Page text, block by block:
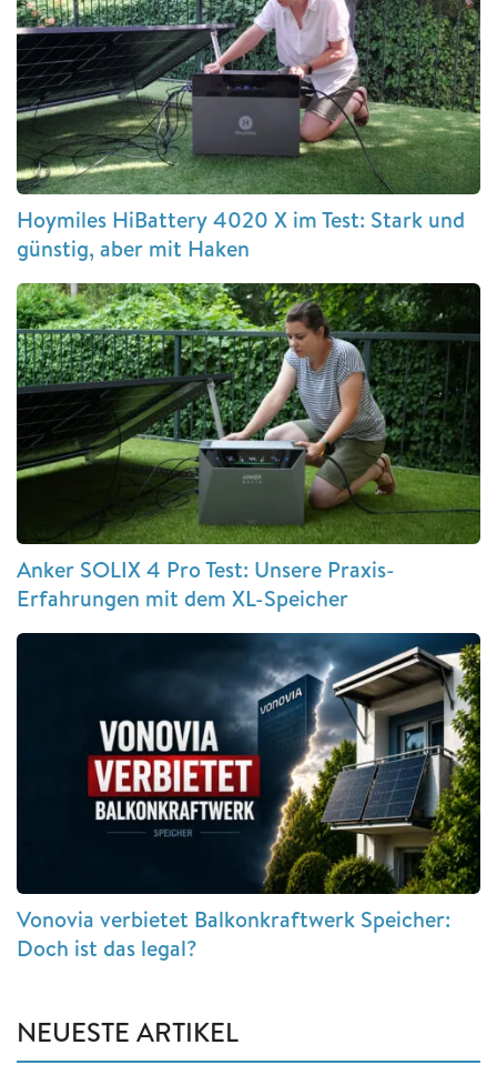
Hoymiles HiBattery 4020 X im Test: Stark und
günstig, aber mit Haken
Anker SOLIX 4 Pro Test: Unsere Praxis-
Erfahrungen mit dem XL-Speicher
Vonovia verbietet Balkonkraftwerk Speicher:
Doch ist das legal?
NEUESTE ARTIKEL